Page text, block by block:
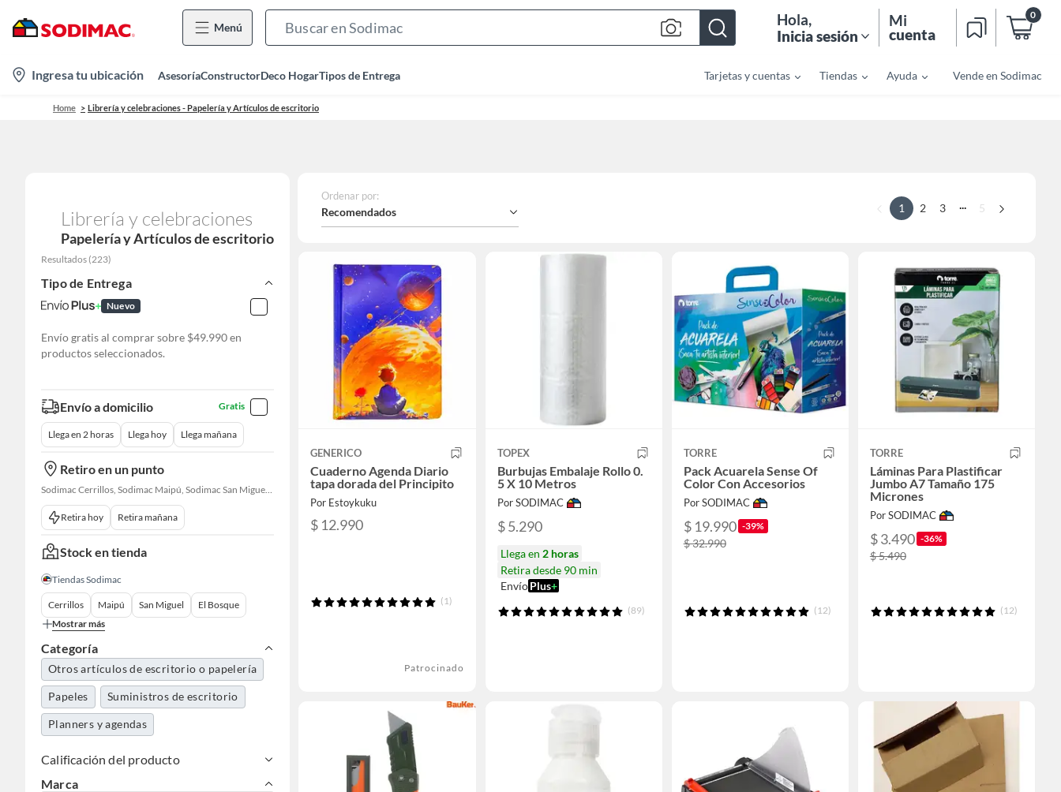
Menú
Bar
Hola,
Inicia sesión
Mi
cuenta
0
location-
icon
Ingresa tu ubicación AsesoríaConstructorDeco HogarTipos de Entrega Tarjetas y cuentas Tiendas Ayuda Vende en Sodimac
Home Librería y celebraciones - Papelería y Artículos de escritorio
Librería y celebraciones
Papelería y Artículos de escritorio
Resultados (223)
Tipo de Entrega
Nuevo
Envío gratis al comprar sobre $49.990 en
productos seleccionados.
Envío a domicilio Gratis
Llega en 2 horas Llega hoy Llega mañana
Retiro en un punto
Sodimac Cerrillos, Sodimac Maipú, Sodimac San Miguel, Sodimac El Bosque, Sodimac San Bernardo, Sodimac La Reina, Sodimac Open Kennedy, Sodimac Las Condes, Constructor Cantagallo, Sodimac Talagante, Sodimac San Fernando
Retira hoy Retira mañana
Stock en tienda
Tiendas Sodimac
Cerrillos Maipú San Miguel
El Bosque
Mostrar más
Categoría
Otros artículos de escritorio o papelería
Papeles Suministros de escritorio
Planners y agendas
Calificación del producto
Marca
Ordenar por:
Recomendados 1 2 3 ... 5
GENERICO
Cuaderno Agenda Diario
tapa dorada del Principito
Por Estoykuku
$ 12.990
(1)
Patrocinado
TOPEX
Burbujas Embalaje Rollo 0.
5 X 10 Metros
Por SODIMAC
$ 5.290
Llega en 2 horas
Retira desde 90 min
Envío Plus+
(89)
TORRE
Pack Acuarela Sense Of
Color Con Accesorios
Por SODIMAC
$ 19.990 -39%
$ 32.990
(12)
TORRE
Láminas Para Plastificar
Jumbo A7 Tamaño 175
Micrones
Por SODIMAC
$ 3.490 -36%
$ 5.490
(12)